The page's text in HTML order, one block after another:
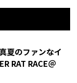
夏のファンなイ
RAT RACE＠